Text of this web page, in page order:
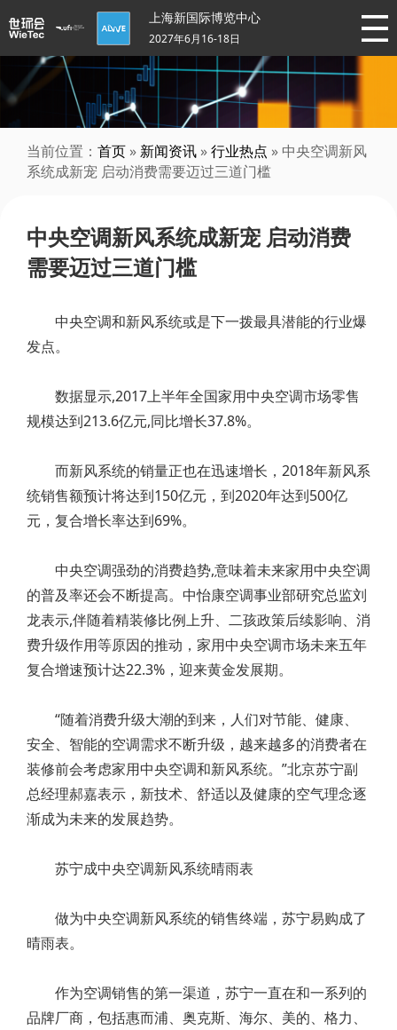
上海新国际博览中心
2027年6月16-18日
当前位置： 首页 » 新闻资讯 »行业热点 » 中央空调新风
系统成新宠 启动消费需要迈过三道门槛
中央空调新风系统成新宠 启动消费
需要迈过三道门槛
中央空调和新风系统或是下一拨最具潜能的行业爆
发点。
数据显示,2017上半年全国家用中央空调市场零售
规模达到213.6亿元,同比增长37.8%。
而新风系统的销量正也在迅速增长，2018年新风系
统销售额预计将达到150亿元，到2020年达到500亿
元，复合增长率达到69%。
中央空调强劲的消费趋势,意味着未来家用中央空调
的普及率还会不断提高。中怡康空调事业部研究总监刘
龙表示,伴随着精装修比例上升、二孩政策后续影响、消
费升级作用等原因的推动，家用中央空调市场未来五年
复合增速预计达22.3%，迎来黄金发展期。
“随着消费升级大潮的到来，人们对节能、健康、
安全、智能的空调需求不断升级，越来越多的消费者在
装修前会考虑家用中央空调和新风系统。”北京苏宁副
总经理郝嘉表示，新技术、舒适以及健康的空气理念逐
渐成为未来的发展趋势。
苏宁成中央空调新风系统晴雨表
做为中央空调新风系统的销售终端，苏宁易购成了
晴雨表。
作为空调销售的第一渠道，苏宁一直在和一系列的
品牌厂商，包括惠而浦、奥克斯、海尔、美的、格力、